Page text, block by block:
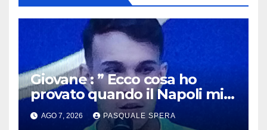
Giovane : ” Ecco cosa ho
provato quando il Napoli mi
ha chiamato !”
AGO 7, 2026 PASQUALE SPERA